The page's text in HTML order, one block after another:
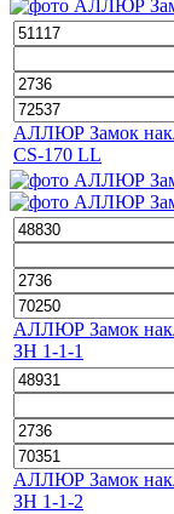
АЛЛЮР Замок
CS-170 LL
АЛЛЮР Замок
ЗН 1-1-1
АЛЛЮР Замок
ЗН 1-1-2